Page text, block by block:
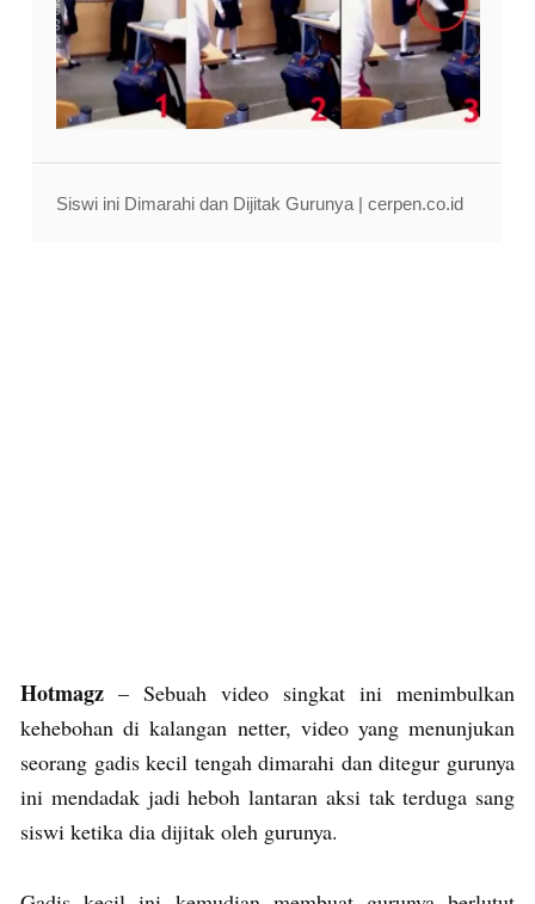
Siswi ini Dimarahi dan Dijitak Gurunya | cerpen.co.id
Hotmagz – Sebuah video singkat ini menimbulkan
kehebohan di kalangan netter, video yang menunjukan
seorang gadis kecil tengah dimarahi dan ditegur gurunya
ini mendadak jadi heboh lantaran aksi tak terduga sang
siswi ketika dia dijitak oleh gurunya.